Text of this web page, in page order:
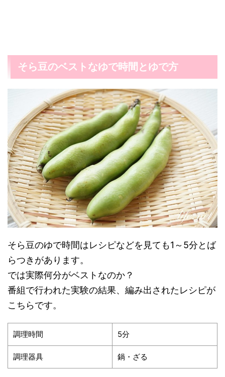
そら豆のベストなゆで時間とゆで方
そら豆のゆで時間はレシピなどを見ても1～5分とば
らつきがあります。
では実際何分がベストなのか？
番組で行われた実験の結果、編み出されたレシピが
こちらです。
調理時間 5分
調理器具 鍋・ざる